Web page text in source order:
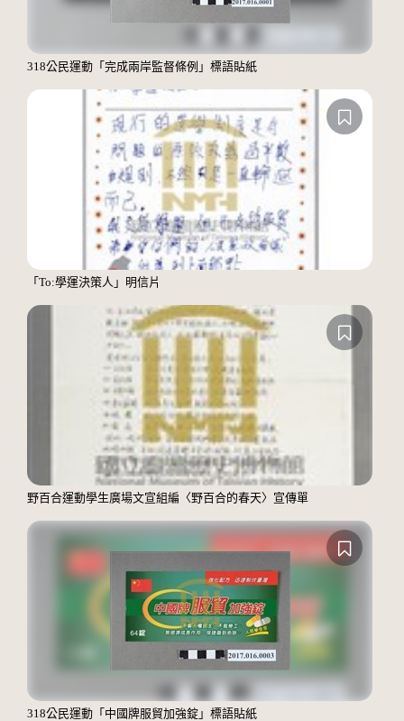
318公民運動「完成兩岸監督條例」標語貼紙
「To:學運決策人」明信片
野百合運動學生廣場文宣組編〈野百合的春天〉宣傳單
318公民運動「中國牌服貿加強錠」標語貼紙